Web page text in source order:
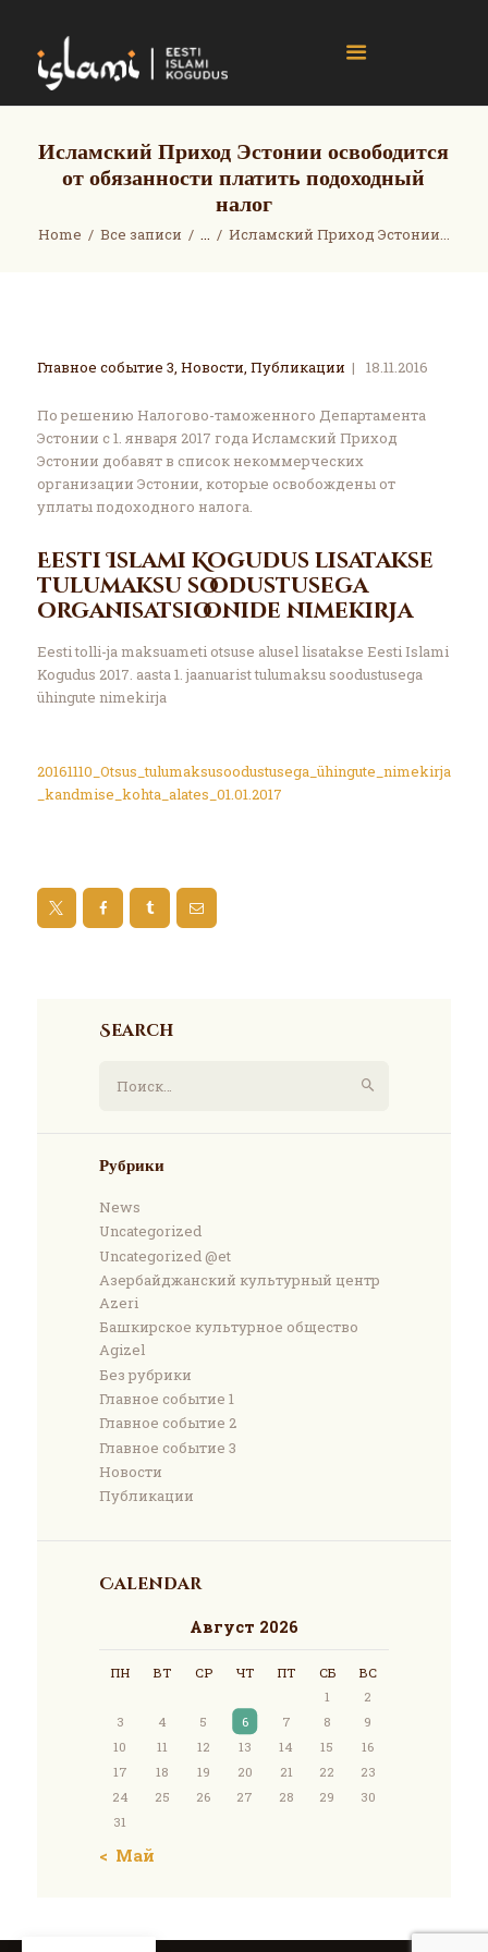
Исламский Приход Эстонии освободится
от обязанности платить подоходный
налог
Home Все записи ... Исламский Приход Эстонии...
islami.ee
Home
Events
Gallery
Главное событие 3, Новости, Публикации 18.11.2016
По решению Налогово-таможенного Департамента
Эстонии с 1. января 2017 года Исламский Приход
Эстонии добавят в список некоммерческих
организации Эстонии, которые освобождены от
уплаты подоходного налога.
Eesti Islami Kogudus lisatakse
tulumaksu soodustusega
organisatsioonide nimekirja
Eesti tolli-ja maksuameti otsuse alusel lisatakse Eesti Islami
Kogudus 2017. aasta 1. jaanuarist tulumaksu soodustusega
ühingute nimekirja
20161110_Otsus_tulumaksusoodustusega_ühingute_nimekirja
_kandmise_kohta_alates_01.01.2017
Search
Рубрики
News
Uncategorized
Uncategorized @et
Азербайджанский культурный центр
Azeri
Башкирское культурное общество
Agizel
Без рубрики
Главное событие 1
Главное событие 2
Главное событие 3
Новости
Публикации
Calendar
Август 2026
ПН ВТ СР ЧТ ПТ СБ
ВС
1
2
3
4 5 6 7 8
9
10
11 12 13 14 15
16
17
18 19 20 21 22
23
24
25 26 27 28 29
30
31
« Май